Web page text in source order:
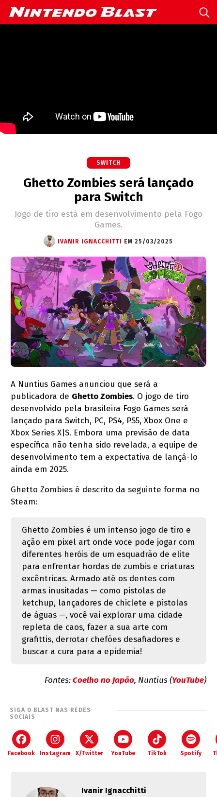
SWITCH
Ghetto Zombies será lançado
para Switch
Jogo de tiro está em desenvolvimento pela Fogo
Games.
IVANIR IGNACCHITTI EM 25/03/2025
A Nuntius Games anunciou que será a
publicadora de Ghetto Zombies. O jogo de tiro
desenvolvido pela brasileira Fogo Games será
lançado para Switch, PC, PS4, PS5, Xbox One e
Xbox Series X|S. Embora uma previsão de data
específica não tenha sido revelada, a equipe de
desenvolvimento tem a expectativa de lançá-lo
ainda em 2025.
Ghetto Zombies é descrito da seguinte forma no
Steam:
Ghetto Zombies é um intenso jogo de tiro e
ação em pixel art onde voce pode jogar com
diferentes heróis de um esquadrão de elite
para enfrentar hordas de zumbis e criaturas
excêntricas. Armado até os dentes com
armas inusitadas — como pistolas de
ketchup, lançadores de chiclete e pistolas
de águas —, você vai explorar uma cidade
repleta de caos, fazer a sua arte com
grafittis, derrotar chefões desafiadores e
buscar a cura para a epidemia!
Fontes:Coelho no Japão, Nuntius (YouTube)
SIGA O BLAST NAS REDES
SOCIAIS
Facebook Instagram X/Twitter YouTube TikTok Spotify
Ivanir Ignacchitti